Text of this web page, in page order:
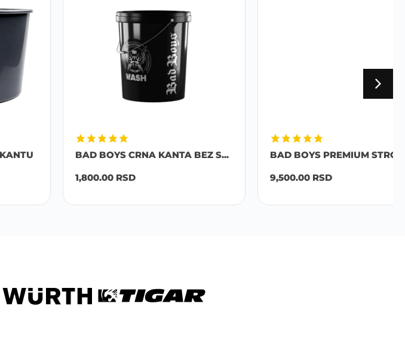
BAD BOYS CRNA KANTA BEZ S...
RSD
BAD BOYS PREMIUM STRONG S...
RSD